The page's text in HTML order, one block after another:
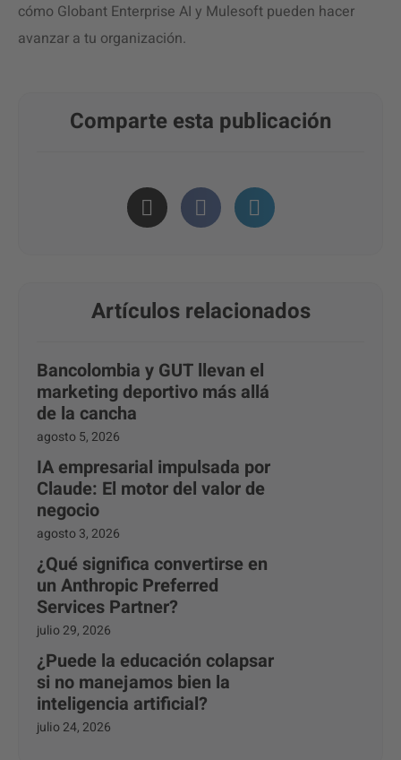
cómo Globant Enterprise AI y Mulesoft pueden hacer
avanzar a tu organización.
Comparte esta publicación
Artículos relacionados
Bancolombia y GUT llevan el
marketing deportivo más allá
de la cancha
agosto 5, 2026
IA empresarial impulsada por
Claude: El motor del valor de
negocio
agosto 3, 2026
¿Qué significa convertirse en
un Anthropic Preferred
Services Partner?
julio 29, 2026
¿Puede la educación colapsar
si no manejamos bien la
inteligencia artificial?
julio 24, 2026